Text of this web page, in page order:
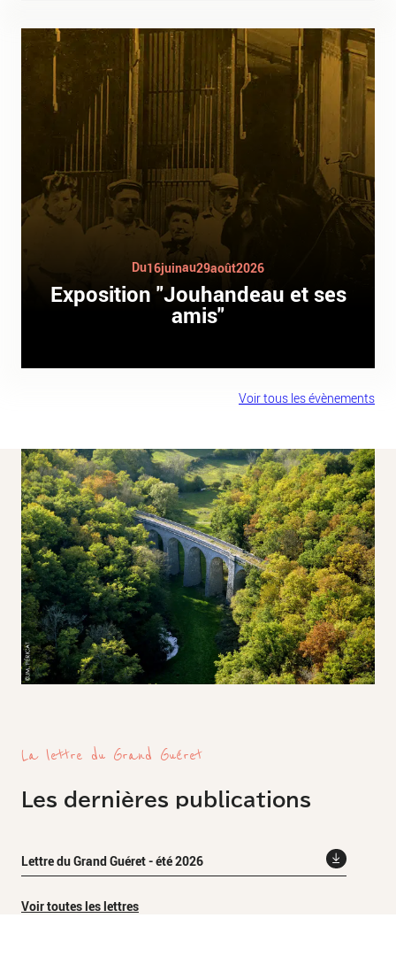
Du16juinau29août2026
Exposition "Jouhandeau et ses
amis"
Voir tous les évènements
La lettre du Grand Guéret
Les dernières publications
Lettre du Grand Guéret - été 2026
Voir toutes les lettres